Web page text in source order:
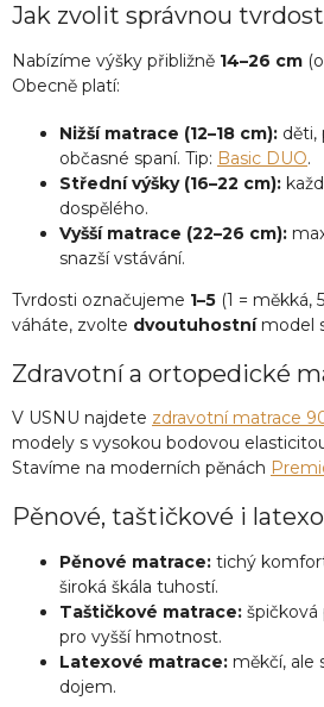
v
ý
p
u
Jak zvolit správnou
Nabízíme výšky přibližně 14–26 cm
Obecně platí:
Nižší matrace (12–18 cm): děti,
občasné spaní. Tip: Basic DUO.
Střední výšky (16–22 cm):
dospělého.
Vyšší matrace (22–26 cm):
snazší vstávání.
Tvrdosti označujeme 1–5 (1 = měkká,
váháte, zvolte dvoutuhostnímodel
Zdravotní a ortopedické
V USNU najdete zdravotní matrace
modely s vysokou bodovou
Stavíme na moderních pěnách
Pěnové, taštičkové i
Pěnové matrace: tichý
široká škála tuhostí.
Taštičkové matrace: špičková
pro vyšší hmotnost.
Latexové matrace: měkčí, ale
dojem.